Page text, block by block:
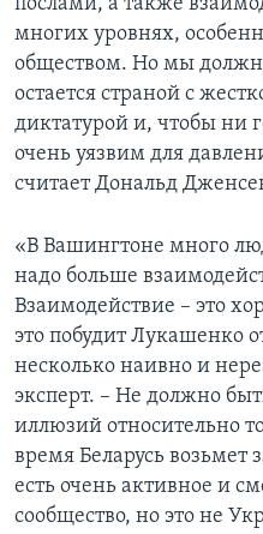
послами, а также
многих уровнях,
обществом. Но мы
остается страной с
диктатурой и, чтобы ни
очень уязвим для
считает Дональд
«В Вашингтоне много
надо больше
Взаимодействие – это
это побудит Лукашенко
несколько наивно и
эксперт. – Не должно
иллюзий относительно
время Беларусь возьмет
есть очень активное и
сообщество, но это не